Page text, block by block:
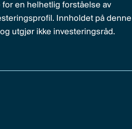
en helhetlig forståelse av
Innholdet på denne
utgjør ikke investeringsråd.